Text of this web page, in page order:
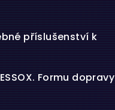
příslušenství k
Formu dopravy